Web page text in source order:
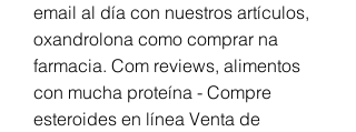
email al día con nuestros artículos,
oxandrolona como comprar na
farmacia. Com reviews, alimentos
con mucha proteína - Compre
esteroides en línea Venta de